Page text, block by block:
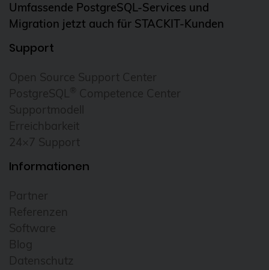
Umfassende PostgreSQL-Services und
Migration jetzt auch für STACKIT-Kunden
Support
Open Source Support Center
PostgreSQL ® Competence Center
Supportmodell
Erreichbarkeit
24×7 Support
Informationen
Partner
Referenzen
Software
Blog
Datenschutz